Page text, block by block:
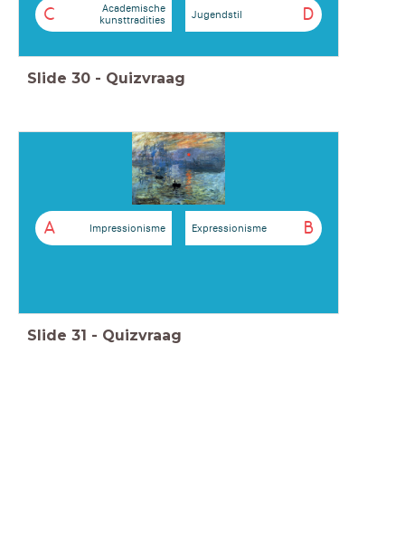
C
Academische
kunsttradities
D
Jugendstil
Slide 30 - Quizvraag
A Impressionisme B
Expressionisme
Slide 31 - Quizvraag